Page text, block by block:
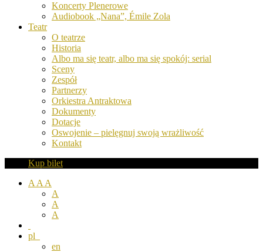
Koncerty Plenerowe
Audiobook „Nana”, Émile Zola
Teatr
O teatrze
Historia
Albo ma się teatr, albo ma się spokój: serial
Sceny
Zespół
Partnerzy
Orkiestra Antraktowa
Dokumenty
Dotacje
Oswojenie – pielęgnuj swoją wrażliwość
Kontakt
Kup bilet
A A A
A
A
A
pl
en